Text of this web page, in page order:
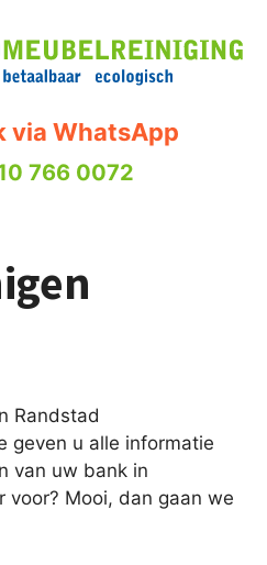
via WhatsApp
766 0072
Randstad
geven u alle informatie
van uw bank in
voor? Mooi, dan gaan we